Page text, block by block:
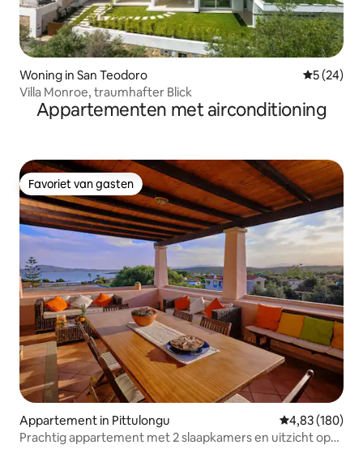
Woning in San Teodoro
5 (24)
Villa Monroe, traumhafter Blick
Appartementen met airconditioning
Favoriet van gasten
Favoriet van gasten
Appartement in Pittulongu Gemiddelde
4,83 (180)
Prachtig appartement met 2 slaapkamers en uitzicht op